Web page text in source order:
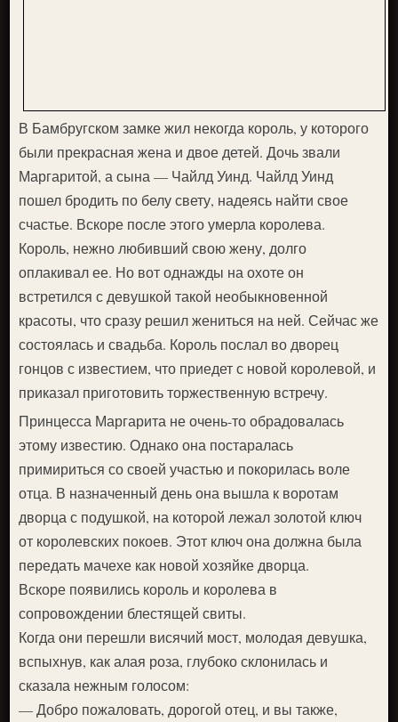
В Бамбругском замке жил некогда король, у которого
были прекрасная жена и двое детей. Дочь звали
Маргаритой, а сына — Чайлд Уинд. Чайлд Уинд
пошел бродить по белу свету, надеясь найти свое
счастье. Вскоре после этого умерла королева.
Король, нежно любивший свою жену, долго
оплакивал ее. Но вот однажды на охоте он
встретился с девушкой такой необыкновенной
красоты, что сразу решил жениться на ней. Сейчас же
состоялась и свадьба. Король послал во дворец
гонцов с известием, что приедет с новой королевой, и
приказал приготовить торжественную встречу.
Принцесса Маргарита не очень-то обрадовалась
этому известию. Однако она постаралась
примириться со своей участью и покорилась воле
отца. В назначенный день она вышла к воротам
дворца с подушкой, на которой лежал золотой ключ
от королевских покоев. Этот ключ она должна была
передать мачехе как новой хозяйке дворца.
Вскоре появились король и королева в
сопровождении блестящей свиты.
Когда они перешли висячий мост, молодая девушка,
вспыхнув, как алая роза, глубоко склонилась и
сказала нежным голосом:
— Добро пожаловать, дорогой отец, и вы также,